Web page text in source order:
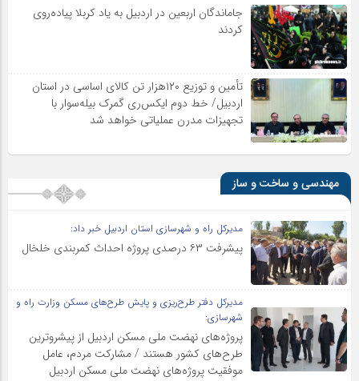
جاماندگان اربعین در اردبیل به یاد کربلا پیاده‌روی
کردند
تأمین و توزیع ۱۲۰هزار تن کالای اساسی در استان
اردبیل/ خط دوم ایکس‌ری گمرک بیله‌سوار با
تجهیزات مدرن عملیاتی خواهد شد
مهندسی و ساخت و ساز
مدیرکل راه و شهرسازی استان اردبیل خبر داد:
پیشرفت ۶۳ درصدی پروژه احداث کمربندی خلخال
مدیرکل دفتر طرح‌ریزی و پایش طرح‌های مسکن وزارت راه و
شهرسازی:
پروژه‌های نهضت ملی مسکن اردبیل از پیشروترین
طرح‌های کشور هستند / مشارکت مردم، عامل
موفقیت پروژه‌های نهضت ملی مسکن اردبیل